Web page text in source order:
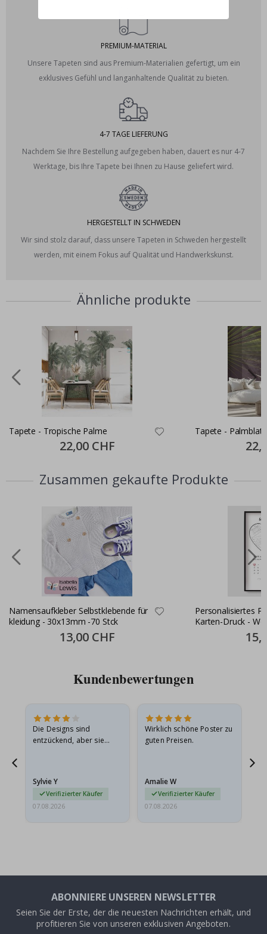
PREMIUM-MATERIAL
Unsere Tapeten sind aus Premium-Materialien gefertigt, um ein
exklusives Gefühl und langanhaltende Qualität zu bieten.
4-7 TAGE LIEFERUNG
Nachdem Sie Ihre Bestellung aufgegeben haben, dauert es nur 4-7
Werktage, bis Ihre Tapete bei Ihnen zu Hause geliefert wird.
HERGESTELLT IN SCHWEDEN
Wir sind stolz darauf, dass unsere Tapeten in Schweden hergestellt
werden, mit einem Fokus auf Qualität und Handwerkskunst.
Ähnliche produkte
Tapete - Tropische Palme
Special
Price
22,00 CHF
Tapete -
Price
Zusammen gekaufte Produkte
Namensaufkleber Selbstklebende für
kleidung - 30x13mm -70 Stck
Special
Price
13,00 CHF
Personalisiertes
Karten-Druck -
Price
Kundenbewertungen
Die Designs sind
entzückend, aber sie
sie…
Sylvie Y
Verifizierter Käufer
07.08.2026
Wirklich schöne Poster zu
guten Preisen.
Amalie W
Verifizierter Käufer
07.08.2026
ABONNIERE UNSEREN NEWSLETTER
Seien Sie der Erste, der die neuesten Nachrichten erhält, und
profitieren Sie von unseren exklusiven Angeboten.